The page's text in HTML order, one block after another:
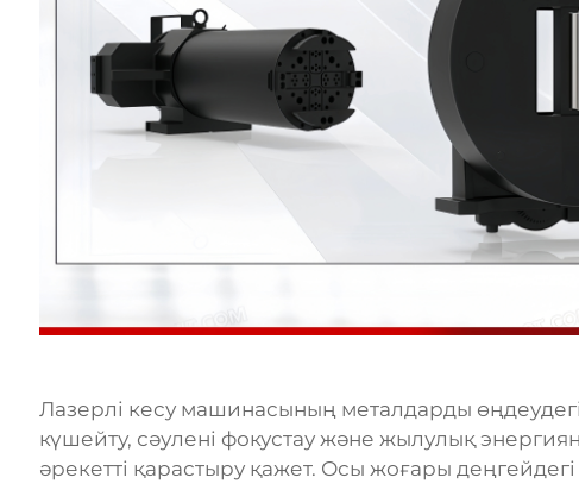
Лазерлі кесу машинасының металдарды
күшейту, сәулені фокустау және жылулық
әрекетті қарастыру қажет. Осы жоғары